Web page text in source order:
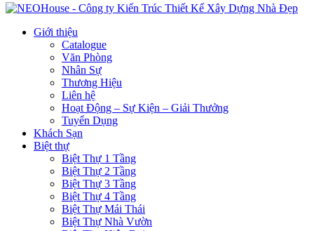
Giới thiệu
Catalogue
Văn Phòng
Nhân Sự
Thương Hiệu
Liên hệ
Hoạt Động – Sự Kiện – Giải Thưởng
Tuyển Dụng
Khách Sạn
Biệt thự
Biệt Thự 1 Tầng
Biệt Thự 2 Tầng
Biệt Thự 3 Tầng
Biệt Thự 4 Tầng
Biệt Thự Mái Thái
Biệt Thự Nhà Vườn